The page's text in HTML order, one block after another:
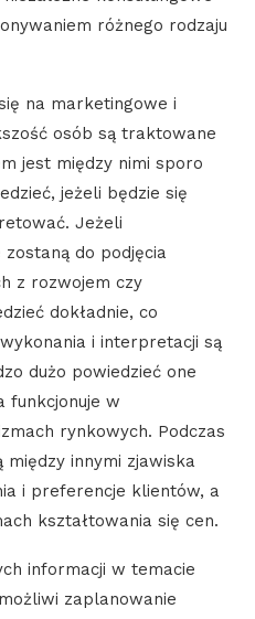
różnego rodzaju
na marketingowe i
osób są traktowane
jest między nimi sporo
jeżeli będzie się
Jeżeli
do podjęcia
z rozwojem czy
dokładnie, co
i interpretacji są
dużo powiedzieć one
funkcjonuje w
rynkowych. Podczas
innymi zjawiska
i preferencje klientów, a
kształtowania się cen.
informacji w temacie
zaplanowanie